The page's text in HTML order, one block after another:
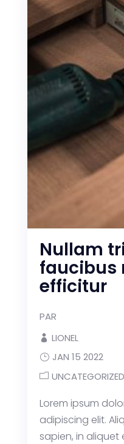
Nullam
faucibus
efficitur
PAR
LIONEL
JAN 15 2022
UNCATEGORIZED
Lorem ipsum
adipiscing elit.
sapien, in aliquet